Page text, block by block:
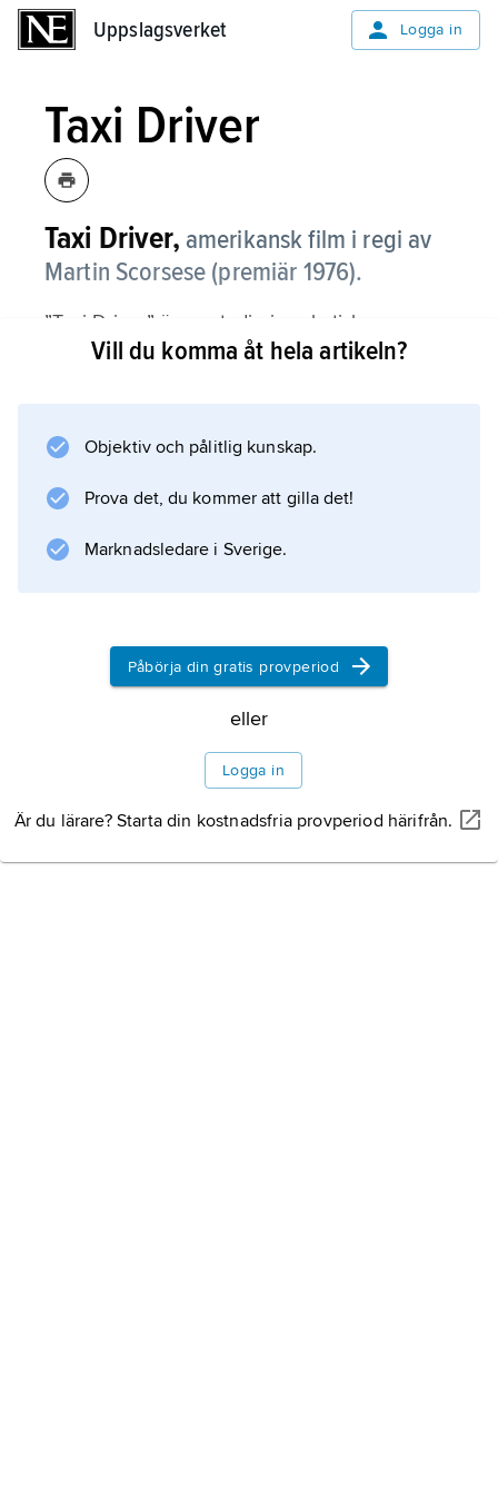
Uppslagsverket Logga in
Taxi Driver
Taxi Driver, amerikansk film i regi av
Martin Scorsese (premiär 1976).
”Taxi Driver” är en studie i psykotisk
storstadsalienation, personifierad av
neonupplysta New York-gator i sin taxibil.
förvrängda perspektiv, medan hatet mot den
trappas upp i ett privat
Information om artikeln
Vill du komma åt hela artikeln?
Objektiv och pålitlig kunskap.
Prova det, du kommer att gilla det!
Marknadsledare i Sverige.
Påbörja din gratis provperiod
eller
Logga in
Är du lärare? Starta din kostnadsfria provperiod härifrån.